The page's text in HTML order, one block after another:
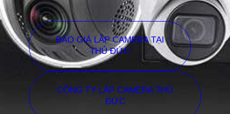
BÁO GIÁ LẮP CAMERA TẠI
THỦ ĐỨC
CÔNG TY LẮP CAMERA THỦ
ĐỨC